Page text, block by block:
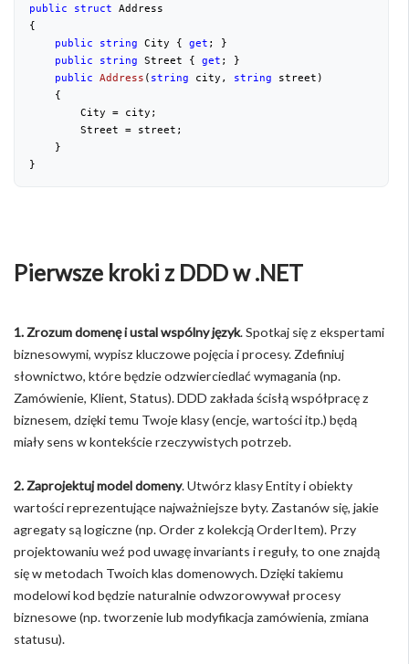
public struct Address
{
public
string City { get ; }
public
string Street { get ; }
public Address ( string city, string street )
{
        City = city;
        Street = street;
    }
}
Pierwsze kroki z DDD w .NET
1. Zrozum domenę i ustal wspólny język. Spotkaj się z ekspertami
biznesowymi, wypisz kluczowe pojęcia i procesy. Zdefiniuj
słownictwo, które będzie odzwierciedlać wymagania (np.
Zamówienie, Klient, Status). DDD zakłada ścisłą współpracę z
biznesem, dzięki temu Twoje klasy (encje, wartości itp.) będą
miały sens w kontekście rzeczywistych potrzeb.
2. Zaprojektuj model domeny. Utwórz klasy Entity i obiekty
wartości reprezentujące najważniejsze byty. Zastanów się, jakie
agregaty są logiczne (np. Order z kolekcją OrderItem). Przy
projektowaniu weź pod uwagę invariants i reguły, to one znajdą
się w metodach Twoich klas domenowych. Dzięki takiemu
modelowi kod będzie naturalnie odwzorowywał procesy
biznesowe (np. tworzenie lub modyfikacja zamówienia, zmiana
statusu).